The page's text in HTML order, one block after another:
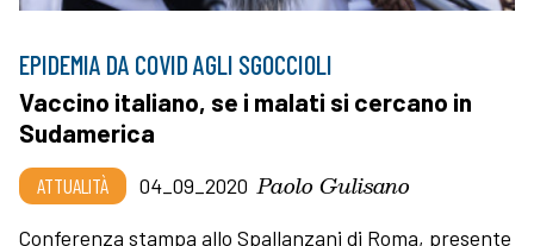
EPIDEMIA DA COVID AGLI SGOCCIOLI
Vaccino italiano, se i malati si cercano in
Sudamerica
ATTUALITÀ 04_09_2020 Paolo Gulisano
Conferenza stampa allo Spallanzani di Roma, presente